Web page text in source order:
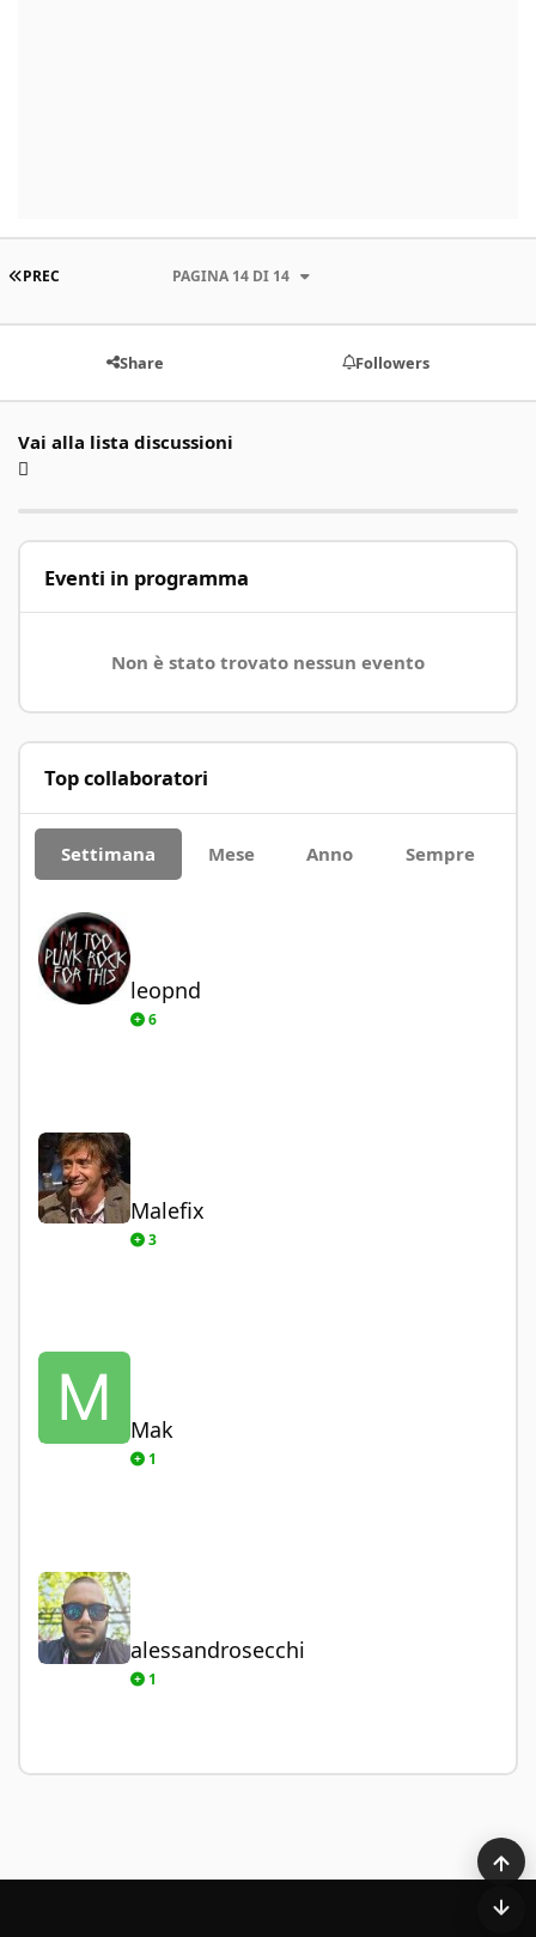
PRIMA PAGINA
PREC PAGINA 14 DI 14
Share Followers
Vai alla lista discussioni
Eventi in programma
Non è stato trovato nessun evento
Top collaboratori
Settimana Mese Anno Sempre
leopnd
6
Malefix
3
Mak
Mak
1
alessandrosecchi
1